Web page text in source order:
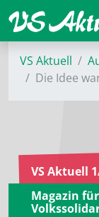
VS Aktuell
Die Idee
VS Aktuell
Magazin